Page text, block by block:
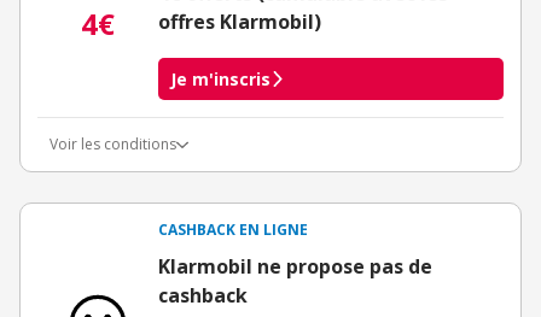
4€
offres Klarmobil)
Je m'inscris
Voir les conditions
3€ de bienvenue crédités immédiatement + 1€ supplémentaire
Offre réservée à une toute première inscription chez eBuyClub.
CASHBACK EN LIGNE
Klarmobil ne propose pas de
cashback